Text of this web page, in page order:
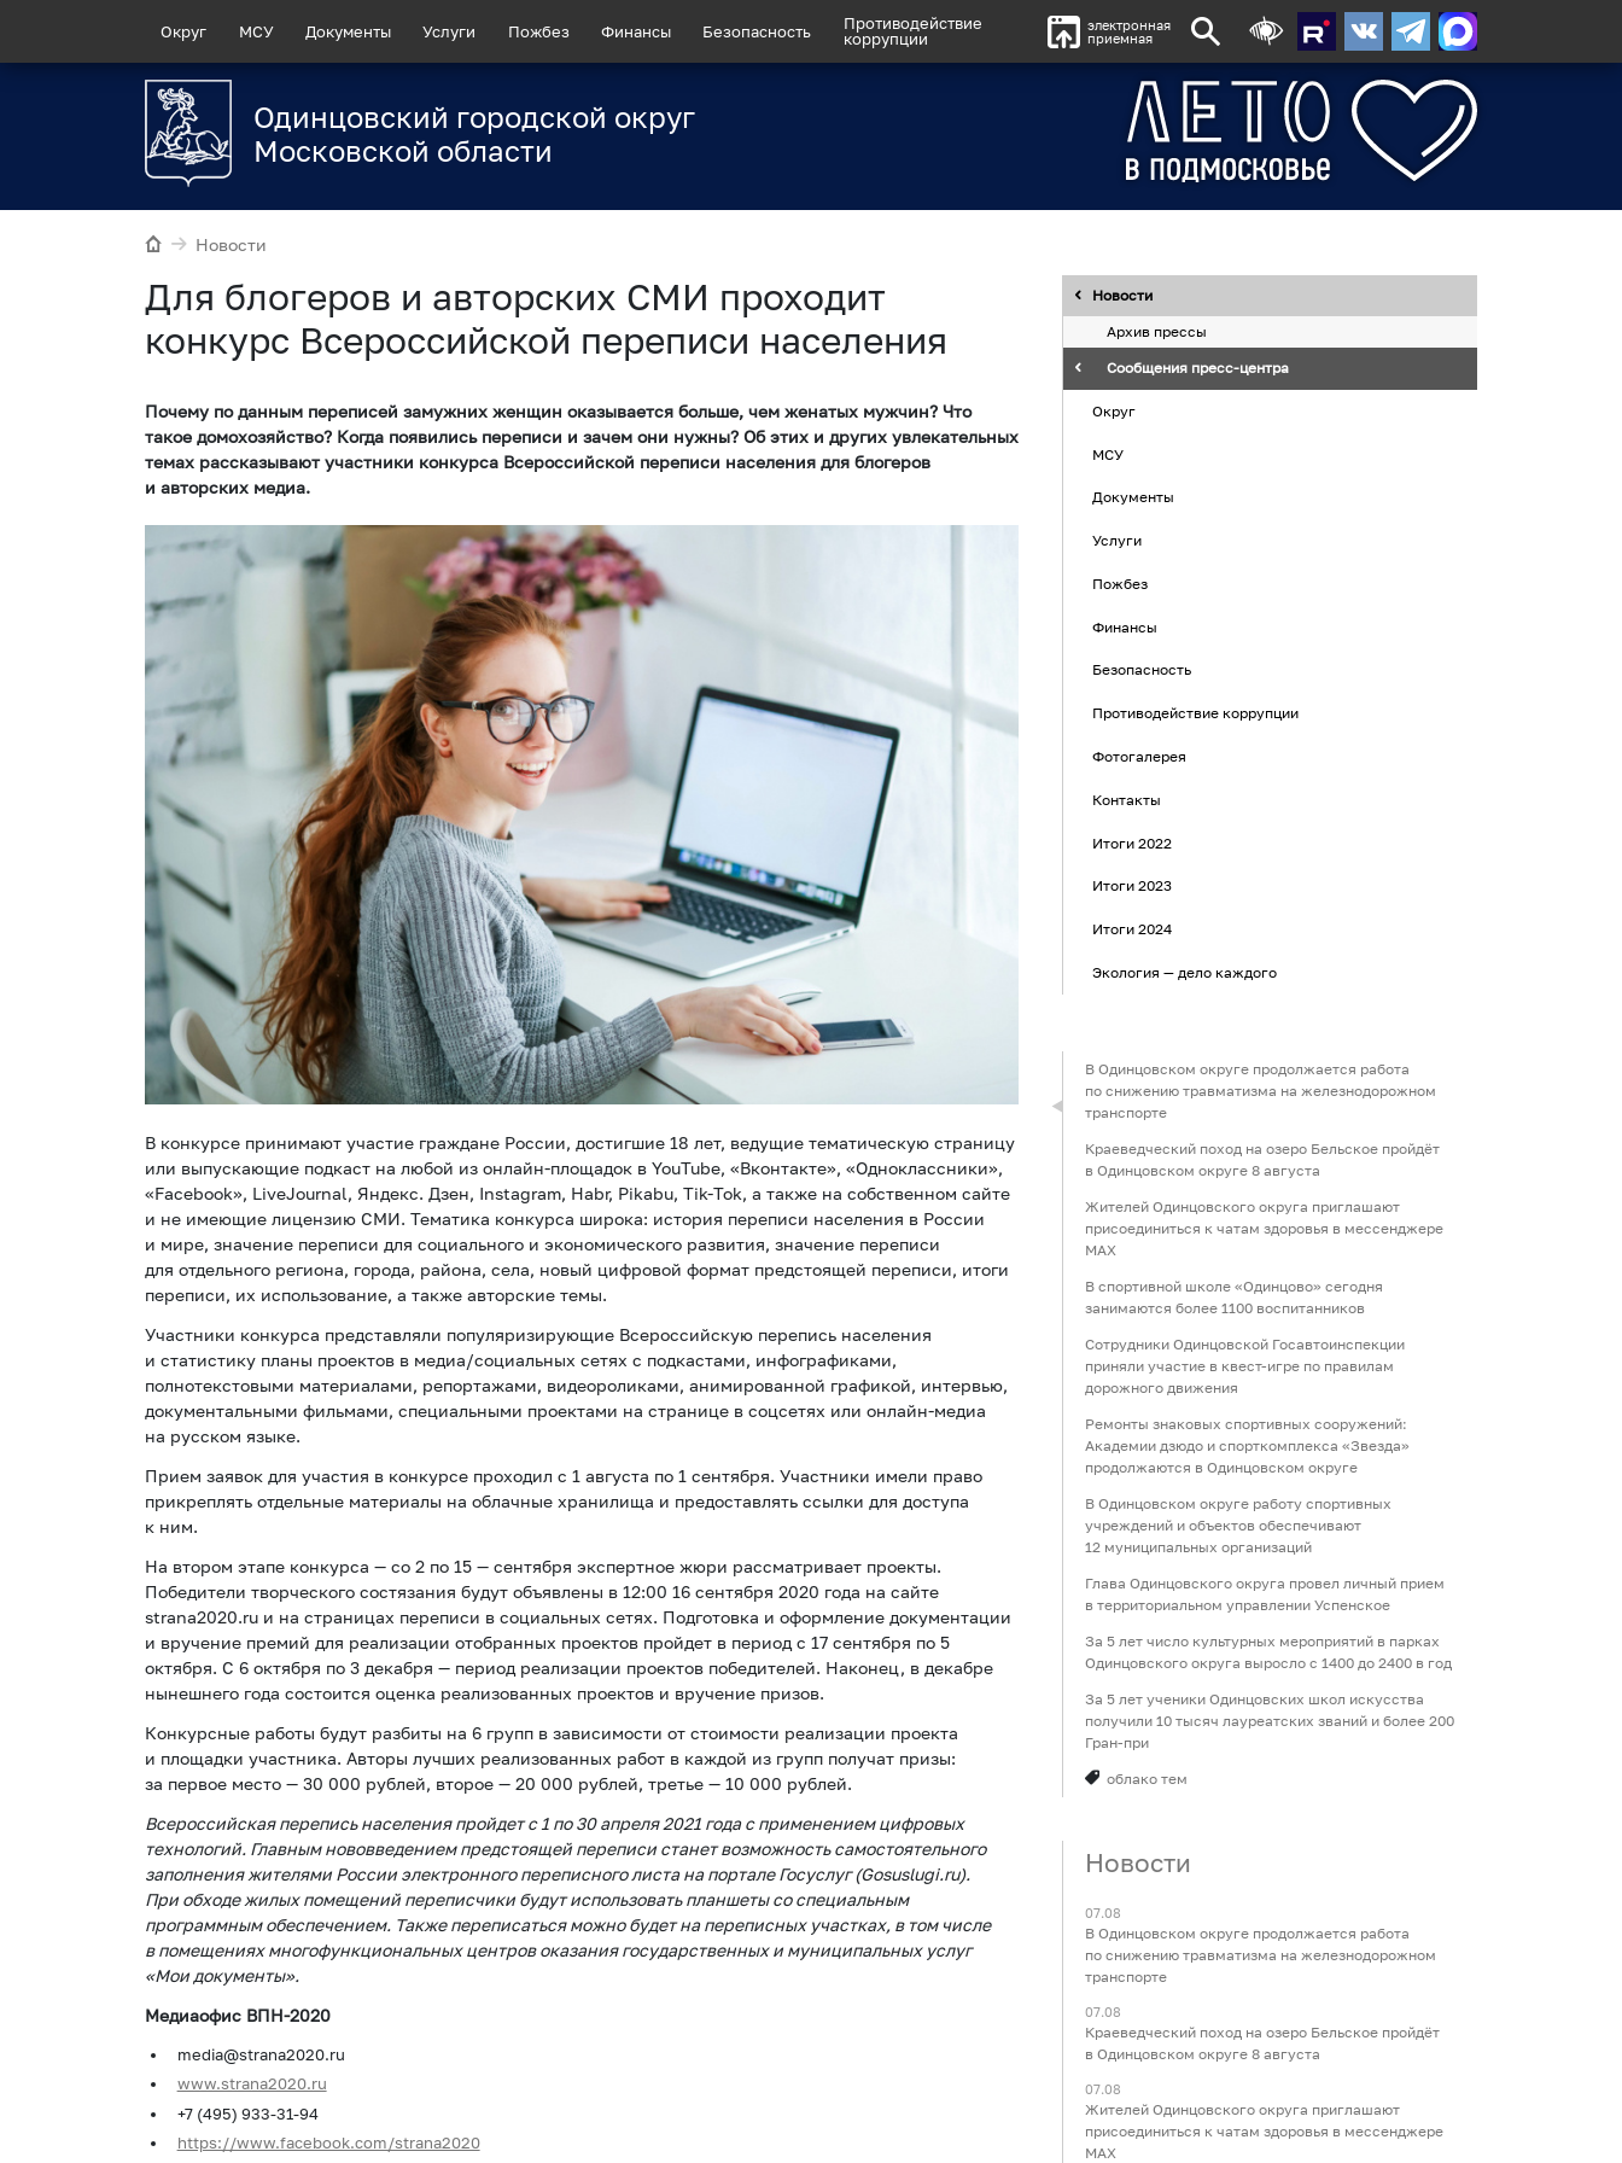
Округ МСУ Документы Услуги Пожбез Финансы Безопасность
Противодействие
коррупции
электронная
приемная
Одинцовский городской округ
Московской области
Новости
Для блогеров и авторских СМИ проходит
конкурс Всероссийской переписи населения
Почему по данным переписей замужних женщин оказывается больше, чем женатых мужчин? Что
такое домохозяйство? Когда появились переписи и зачем они нужны? Об этих и других увлекательных
темах рассказывают участники конкурса Всероссийской переписи населения для блогеров
и авторских медиа.
В конкурсе принимают участие граждане России, достигшие 18 лет, ведущие тематическую страницу
или выпускающие подкаст на любой из онлайн-площадок в YouTube, «Вконтакте», «Одноклассники»,
«Facebook», LiveJournal, Яндекс. Дзен, Instagram, Habr, Pikabu, Tik-Tok, а также на собственном сайте
и не имеющие лицензию СМИ. Тематика конкурса широка: история переписи населения в России
и мире, значение переписи для социального и экономического развития, значение переписи
для отдельного региона, города, района, села, новый цифровой формат предстоящей переписи, итоги
переписи, их использование, а также авторские темы.
Участники конкурса представляли популяризирующие Всероссийскую перепись населения
и статистику планы проектов в медиа/социальных сетях с подкастами, инфографиками,
полнотекстовыми материалами, репортажами, видеороликами, анимированной графикой, интервью,
документальными фильмами, специальными проектами на странице в соцсетях или онлайн-медиа
на русском языке.
Прием заявок для участия в конкурсе проходил с 1 августа по 1 сентября. Участники имели право
прикреплять отдельные материалы на облачные хранилища и предоставлять ссылки для доступа
к ним.
На втором этапе конкурса — со 2 по 15 — сентября экспертное жюри рассматривает проекты.
Победители творческого состязания будут объявлены в 12:00 16 сентября 2020 года на сайте
strana2020.ru и на страницах переписи в социальных сетях. Подготовка и оформление документации
и вручение премий для реализации отобранных проектов пройдет в период с 17 сентября по 5
октября. С 6 октября по 3 декабря — период реализации проектов победителей. Наконец, в декабре
нынешнего года состоится оценка реализованных проектов и вручение призов.
Конкурсные работы будут разбиты на 6 групп в зависимости от стоимости реализации проекта
и площадки участника. Авторы лучших реализованных работ в каждой из групп получат призы:
за первое место — 30 000 рублей, второе — 20 000 рублей, третье — 10 000 рублей.
Всероссийская перепись населения пройдет с 1 по 30 апреля 2021 года с применением цифровых
технологий. Главным нововведением предстоящей переписи станет возможность самостоятельного
заполнения жителями России электронного переписного листа на портале Госуслуг (Gosuslugi.ru).
При обходе жилых помещений переписчики будут использовать планшеты со специальным
программным обеспечением. Также переписаться можно будет на переписных участках, в том числе
в помещениях многофункциональных центров оказания государственных и муниципальных услуг
«Мои документы».
Медиаофис ВПН-2020
media@strana2020.ru
www.strana2020.ru
+7 (495) 933-31-94
https://www.facebook.com/strana2020
Новости
Архив прессы
Сообщения пресс-центра
Округ
МСУ
Документы
Услуги
Пожбез
Финансы
Безопасность
Противодействие коррупции
Фотогалерея
Контакты
Итоги 2022
Итоги 2023
Итоги 2024
Экология — дело каждого
В Одинцовском округе продолжается работа
по снижению травматизма на железнодорожном
транспорте
Краеведческий поход на озеро Бельское пройдёт
в Одинцовском округе 8 августа
Жителей Одинцовского округа приглашают
присоединиться к чатам здоровья в мессенджере
МАХ
В спортивной школе «Одинцово» сегодня
занимаются более 1100 воспитанников
Сотрудники Одинцовской Госавтоинспекции
приняли участие в квест-игре по правилам
дорожного движения
Ремонты знаковых спортивных сооружений:
Академии дзюдо и спорткомплекса «Звезда»
продолжаются в Одинцовском округе
В Одинцовском округе работу спортивных
учреждений и объектов обеспечивают
12 муниципальных организаций
Глава Одинцовского округа провел личный прием
в территориальном управлении Успенское
За 5 лет число культурных мероприятий в парках
Одинцовского округа выросло с 1400 до 2400 в год
За 5 лет ученики Одинцовских школ искусства
получили 10 тысяч лауреатских званий и более 200
Гран-при
облако тем
Новости
07.08
В Одинцовском округе продолжается работа
по снижению травматизма на железнодорожном
транспорте
07.08
Краеведческий поход на озеро Бельское пройдёт
в Одинцовском округе 8 августа
07.08
Жителей Одинцовского округа приглашают
присоединиться к чатам здоровья в мессенджере
МАХ